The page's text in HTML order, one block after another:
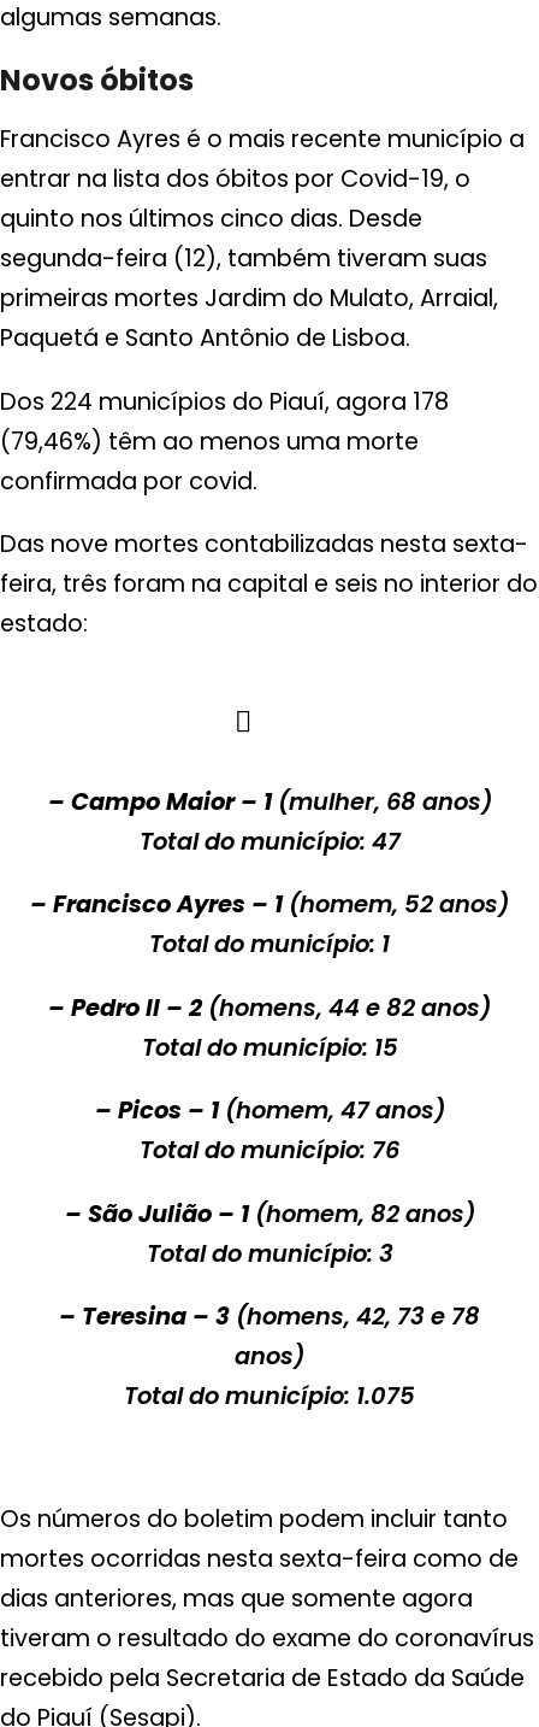
algumas semanas.
Novos óbitos
Francisco Ayres é o mais recente município a
entrar na lista dos óbitos por Covid-19, o
quinto nos últimos cinco dias. Desde
segunda-feira (12), também tiveram suas
primeiras mortes Jardim do Mulato, Arraial,
Paquetá e Santo Antônio de Lisboa.
Dos 224 municípios do Piauí, agora 178
(79,46%) têm ao menos uma morte
confirmada por covid.
Das nove mortes contabilizadas nesta sexta-
feira, três foram na capital e seis no interior do
estado:
– Campo Maior – 1(mulher, 68 anos)
Total do município: 47
– Francisco Ayres – 1 (homem, 52 anos)
Total do município: 1
– Pedro II – 2(homens, 44 e 82 anos)
Total do município: 15
– Picos – 1 (homem, 47 anos)
Total do município: 76
– São Julião – 1(homem, 82 anos)
Total do município: 3
– Teresina – 3 (homens, 42, 73 e 78
anos)
Total do município: 1.075
Os números do boletim podem incluir tanto
mortes ocorridas nesta sexta-feira como de
dias anteriores, mas que somente agora
tiveram o resultado do exame do coronavírus
recebido pela Secretaria de Estado da Saúde
do Piauí (Sesapi).